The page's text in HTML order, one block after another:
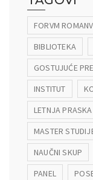
FORVM
BIBLIOTEKA
GOSTUJUĆE
INSTITUT
LETNJA PRASKA
MASTER
NAUČNI SKUP
PANEL